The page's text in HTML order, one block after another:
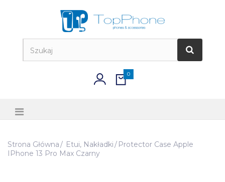
0
Strona Główna Etui, Nakładki
Protector Case Apple
IPhone 13 Pro Max Czarny